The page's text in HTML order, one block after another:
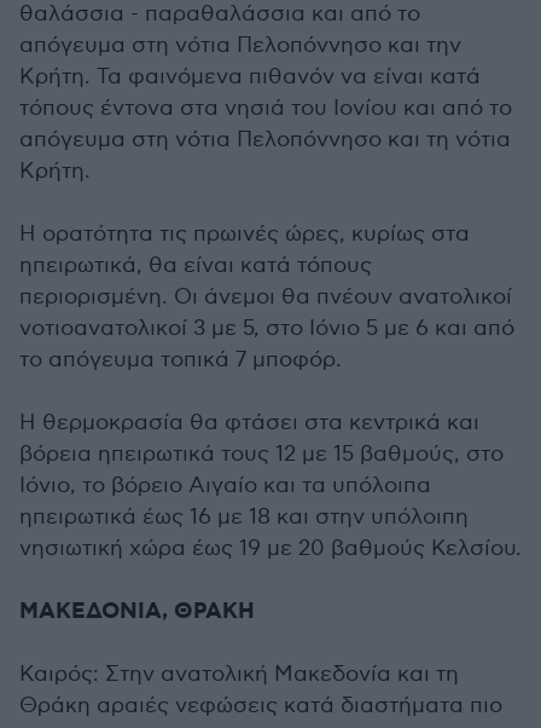
θαλάσσια - παραθαλάσσια και από το
απόγευμα στη νότια Πελοπόννησο και την
Κρήτη. Τα φαινόμενα πιθανόν να είναι κατά
τόπους έντονα στα νησιά του Ιονίου και από το
απόγευμα στη νότια Πελοπόννησο και τη νότια
Κρήτη.
Η ορατότητα τις πρωινές ώρες, κυρίως στα
ηπειρωτικά, θα είναι κατά τόπους
περιορισμένη. Οι άνεμοι θα πνέουν ανατολικοί
νοτιοανατολικοί 3 με 5, στο Ιόνιο 5 με 6 και από
το απόγευμα τοπικά 7 μποφόρ.
Η θερμοκρασία θα φτάσει στα κεντρικά και
βόρεια ηπειρωτικά τους 12 με 15 βαθμούς, στο
Ιόνιο, το βόρειο Αιγαίο και τα υπόλοιπα
ηπειρωτικά έως 16 με 18 και στην υπόλοιπη
νησιωτική χώρα έως 19 με 20 βαθμούς Κελσίου.
ΜΑΚΕΔΟΝΙΑ, ΘΡΑΚΗ
Καιρός: Στην ανατολική Μακεδονία και τη
Θράκη αραιές νεφώσεις κατά διαστήματα πιο